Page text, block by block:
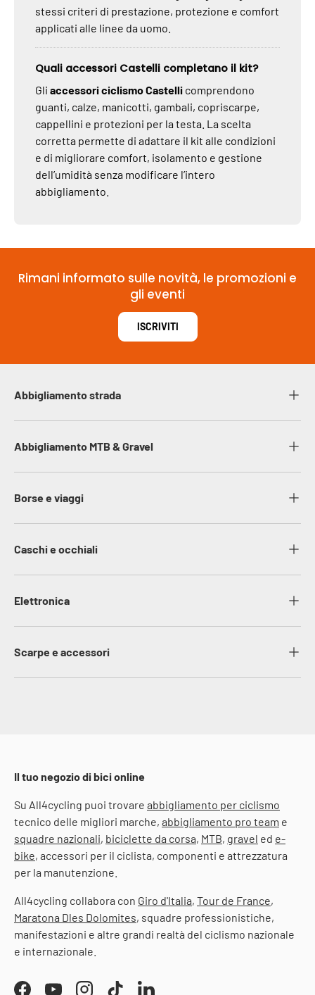
stessi criteri di prestazione, protezione e comfort
applicati alle linee da uomo.
Quali accessori Castelli completano il kit?
Gli accessori ciclismo Castelli comprendono
guanti, calze, manicotti, gambali, copriscarpe,
cappellini e protezioni per la testa. La scelta
corretta permette di adattare il kit alle condizioni
e di migliorare comfort, isolamento e gestione
dell’umidità senza modificare l’intero
abbigliamento.
Rimani informato sulle novità, le promozioni e
gli eventi
ISCRIVITI
Abbigliamento strada
Abbigliamento MTB & Gravel
Borse e viaggi
Caschi e occhiali
Elettronica
Scarpe e accessori
Il tuo negozio di bici online
Su All4cycling puoi trovare abbigliamento per ciclismo
tecnico delle migliori marche, abbigliamento pro team e
squadre nazionali, biciclette da corsa, MTB, gravel ed e-
bike, accessori per il ciclista, componenti e attrezzatura
per la manutenzione.
All4cycling collabora con Giro d'Italia, Tour de France,
Maratona Dles Dolomites, squadre professionistiche,
manifestazioni e altre grandi realtà del ciclismo nazionale
e internazionale.